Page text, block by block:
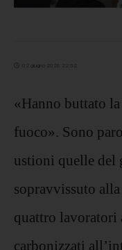
02 giugno 2026 22:52
«Hanno buttato
fuoco». Sono
ustioni quelle del
sopravvissuto
quattro
carbonizzati